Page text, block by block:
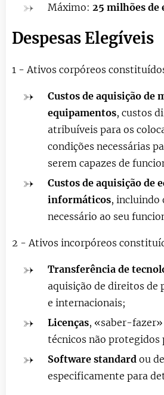
Máximo: 25 milhões de
Despesas Elegíveis
1 - Ativos corpóreos
Custos de aquisição de
equipamentos, custos
atribuíveis para os
condições necessárias
serem capazes de
Custos de aquisição de
informáticos, incluindo
necessário ao seu
2 - Ativos incorpóreos
Transferência de
aquisição de direitos de
e internacionais;
Licenças, «saber-
técnicos não protegidos
Software standard ou
especificamente para